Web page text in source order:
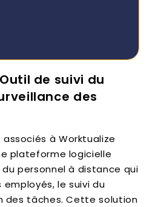
de suivi du
des
à Worktualize
plateforme logicielle
personnel à distance qui
le suivi du
des tâches. Cette solution